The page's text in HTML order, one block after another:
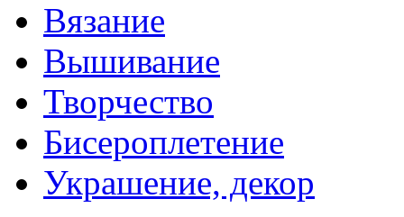
Вязание
Вышивание
Творчество
Бисероплетение
Украшение, декор